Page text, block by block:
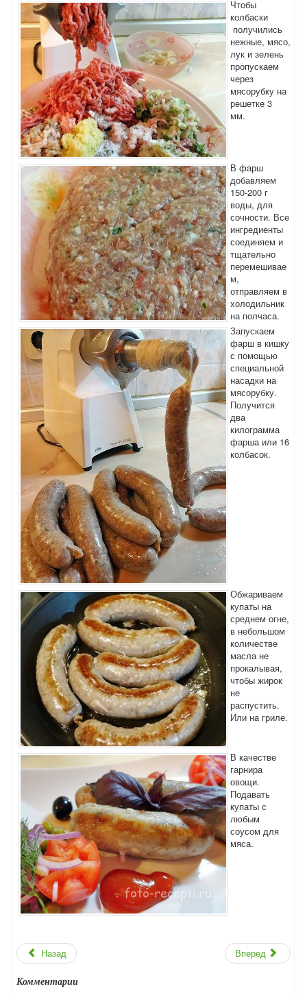
Чтобы
колбаски
получились
нежные, мясо,
лук и зелень
пропускаем
через
мясорубку на
решетке 3
мм.
В фарш
добавляем
150-200 г
воды, для
сочности. Все
ингредиенты
соединяем и
тщательно
перемешивае
м,
отправляем в
холодильник
на полчаса.
Запускаем
фарш в кишку
с помощью
специальной
насадки на
мясорубку.
Получится
два
килограмма
фарша или 16
колбасок.
Обжариваем
купаты на
среднем огне,
в небольшом
количестве
масла не
прокалывая,
чтобы жирок
не
распустить.
Или на гриле.
В качестве
гарнира
овощи.
Подавать
купаты с
любым
соусом для
мяса.
Назад Вперед
Комментарии